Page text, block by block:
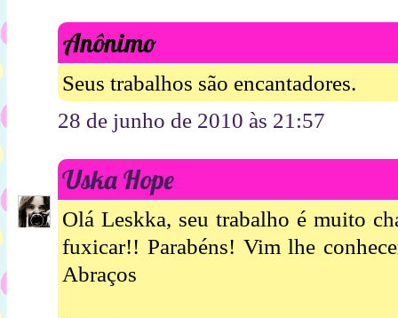
Anônimo
Seus trabalhos são encantadores.
28 de junho de 2010 às 21:57
Uska Hope
Olá Leskka, seu trabalho é muito
fuxicar!! Parabéns! Vim lhe
Abraços